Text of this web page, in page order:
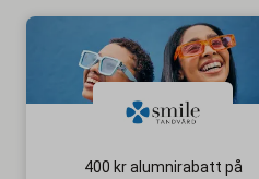
400 kr alumnirabatt på